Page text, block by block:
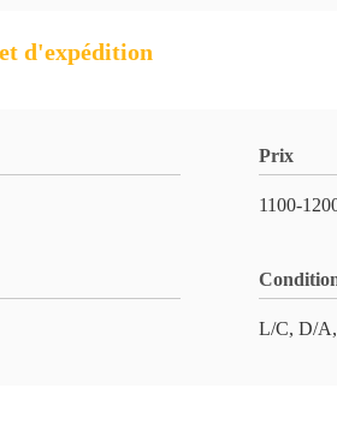
d'expédition
Prix
1100-
L/C, D/A,